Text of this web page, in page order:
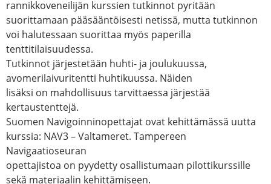
rannikkoveneilijän kurssien tutkinnot pyritään
suorittamaan pääsääntöisesti netissä, mutta tutkinnon
voi halutessaan suorittaa myös paperilla
tenttitilaisuudessa.
Tutkinnot järjestetään huhti- ja joulukuussa,
avomerilaivuritentti huhtikuussa. Näiden
lisäksi on mahdollisuus tarvittaessa järjestää
kertaustenttejä.
Suomen Navigoinninopettajat ovat kehittämässä uutta
kurssia: NAV3 – Valtameret. Tampereen
Navigaatioseuran
opettajistoa on pyydetty osallistumaan pilottikurssille
sekä materiaalin kehittämiseen.